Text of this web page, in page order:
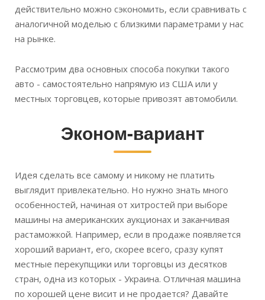
действительно можно сэкономить, если сравнивать с
аналогичной моделью с близкими параметрами у нас
на рынке.
Рассмотрим два основных способа покупки такого
авто - самостоятельно напрямую из США или у
местных торговцев, которые привозят автомобили.
Эконом-вариант
Идея сделать все самому и никому не платить
выглядит привлекательно. Но нужно знать много
особенностей, начиная от хитростей при выборе
машины на американских аукционах и заканчивая
растаможкой. Например, если в продаже появляется
хороший вариант, его, скорее всего, сразу купят
местные перекупщики или торговцы из десятков
стран, одна из которых - Украина. Отличная машина
по хорошей цене висит и не продается? Давайте